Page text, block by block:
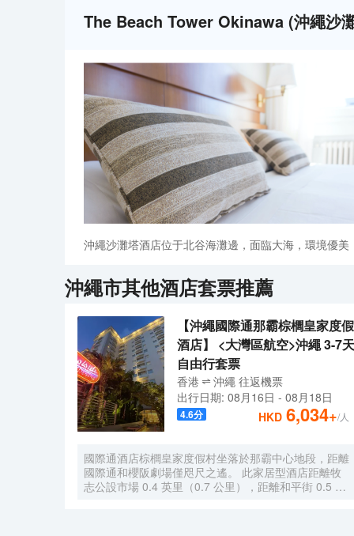
The Beach Tower Okinawa (沖繩沙
沖繩沙灘塔酒店位于北谷海灘邊，面臨大海，環境優
沖繩市其他酒店套票推薦
【沖繩國際通那霸棕櫚皇家度假
酒店】 <大灣區航空>沖繩 3-7天
自由行套票
香港 沖繩 往返機票
出行日期: 08月16日 - 08月18日
4.6分 HKD 6,034+/人
國際通酒店棕櫚皇家度假村坐落於那霸中心地段，距離
國際通和櫻阪劇場僅咫尺之遙。 此家居型酒店距離牧
志公設市場 0.4 英里（0.7 公里），距離和平街 0.5 英